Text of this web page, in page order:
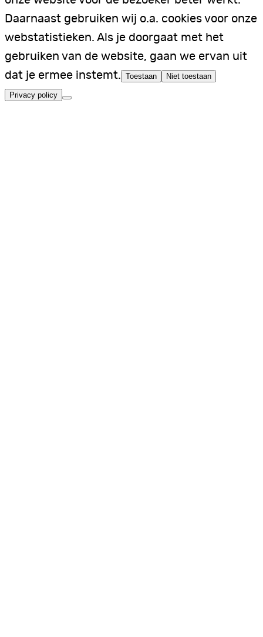
Daarnaast gebruiken wij o.a. cookies voor onze
webstatistieken. Als je doorgaat met het
gebruiken van de website, gaan we ervan uit
dat je ermee instemt. Toestaan Niet toestaan
Privacy policy